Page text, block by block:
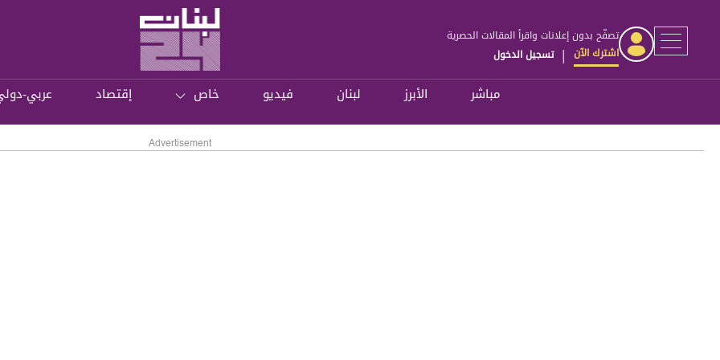
تصفّح بدون إعلانات واقرأ المقالات الحصرية
اشترك الآن | تسجيل الدخول
مباشر الأبرز لبنان فيديو خاص إقتصاد عربي-
Advertisement